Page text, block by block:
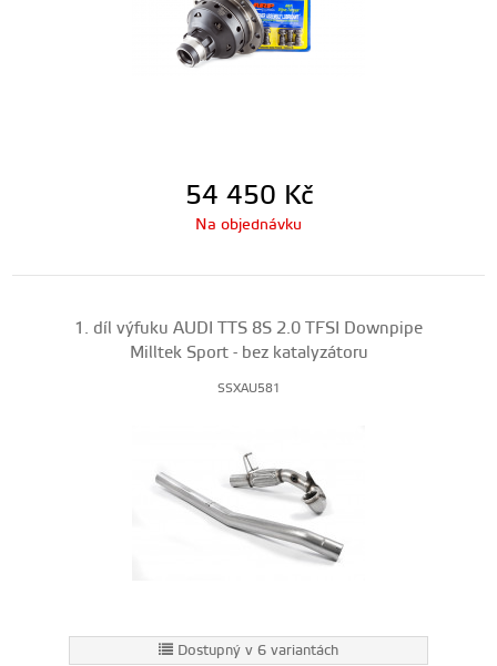
54 450 Kč
Na objednávku
1. díl výfuku AUDI TTS 8S 2.0 TFSI Downpipe
Milltek Sport - bez katalyzátoru
SSXAU581
Dostupný v 6 variantách